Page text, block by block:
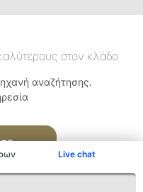
Live chat
στον κλάδο
αναζήτησης.